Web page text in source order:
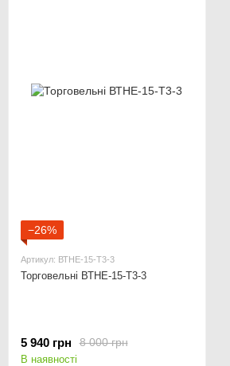
−26%
Артикул: ВТНЕ-15-Т3-3
Торговельні ВТНЕ-15-Т3-3
8 000 грн
5 940 грн
В наявності